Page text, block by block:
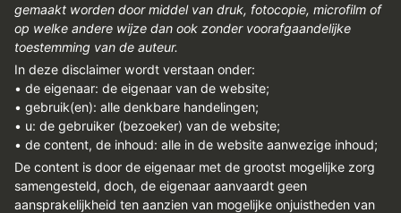
gemaakt worden door middel van druk, fotocopie, microfilm of
op welke andere wijze dan ook zonder voorafgaandelijke
toestemming van de auteur.
In deze disclaimer wordt verstaan onder:
• de eigenaar: de eigenaar van de website;
• gebruik(en): alle denkbare handelingen;
• u: de gebruiker (bezoeker) van de website;
• de content, de inhoud: alle in de website aanwezige inhoud;
De content is door de eigenaar met de grootst mogelijke zorg
samengesteld, doch, de eigenaar aanvaardt geen
aansprakelijkheid ten aanzien van mogelijke onjuistheden van